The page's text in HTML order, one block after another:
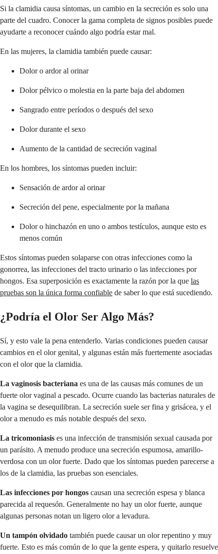
Si la clamidia causa síntomas, un cambio en la secreción es solo una
parte del cuadro. Conocer la gama completa de signos posibles puede
ayudarte a reconocer cuándo algo podría estar mal.
En las mujeres, la clamidia también puede causar:
Dolor o ardor al orinar
Dolor pélvico o molestia en la parte baja del abdomen
Sangrado entre períodos o después del sexo
Dolor durante el sexo
Aumento de la cantidad de secreción vaginal
En los hombres, los síntomas pueden incluir:
Sensación de ardor al orinar
Secreción del pene, especialmente por la mañana
Dolor o hinchazón en uno o ambos testículos, aunque esto es
menos común
Estos síntomas pueden solaparse con otras infecciones como la
gonorrea, las infecciones del tracto urinario o las infecciones por
hongos. Esa superposición es exactamente la razón por la que las
pruebas son la única forma confiable de saber lo que está sucediendo.
¿Podría el Olor Ser Algo Más?
Sí, y esto vale la pena entenderlo. Varias condiciones pueden causar
cambios en el olor genital, y algunas están más fuertemente asociadas
con el olor que la clamidia.
La vaginosis bacteriana es una de las causas más comunes de un
fuerte olor vaginal a pescado. Ocurre cuando las bacterias naturales de
la vagina se desequilibran. La secreción suele ser fina y grisácea, y el
olor a menudo es más notable después del sexo.
La tricomoniasis es una infección de transmisión sexual causada por
un parásito. A menudo produce una secreción espumosa, amarillo-
verdosa con un olor fuerte. Dado que los síntomas pueden parecerse a
los de la clamidia, las pruebas son esenciales.
Las infecciones por hongos causan una secreción espesa y blanca
parecida al requesón. Generalmente no hay un olor fuerte, aunque
algunas personas notan un ligero olor a levadura.
Un tampón olvidado también puede causar un olor repentino y muy
fuerte. Esto es más común de lo que la gente espera, y quitarlo resuelve